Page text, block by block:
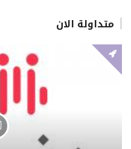
متداولة الان